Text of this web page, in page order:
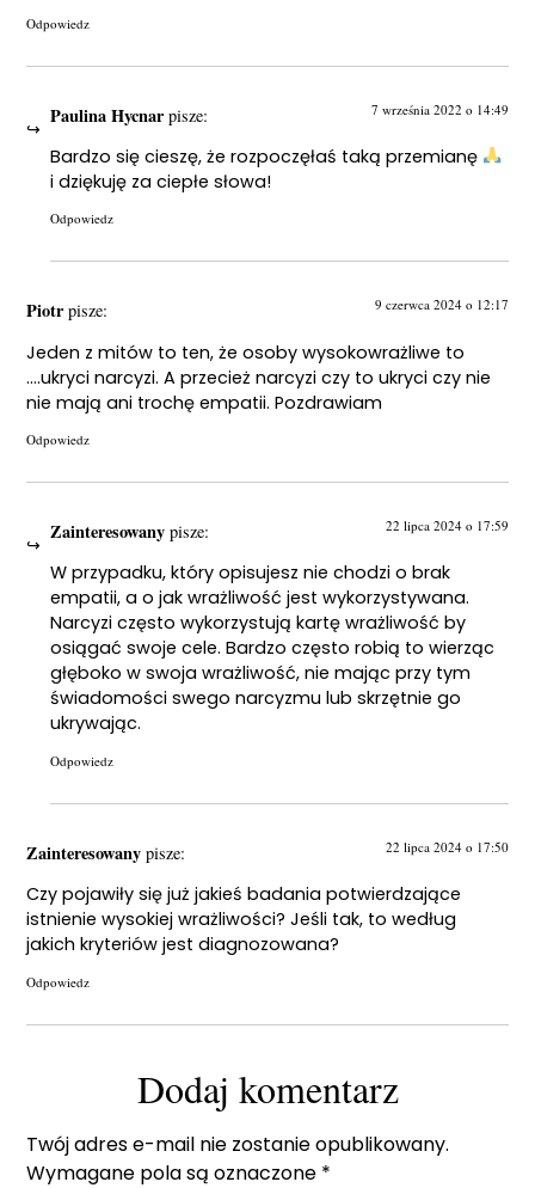
Odpowiedz
Paulina Hycnar pisze: 7 września 2022 o 14:49
Bardzo się cieszę, że rozpoczęłaś taką przemianę
i dziękuję za ciepłe słowa!
Odpowiedz
Piotr pisze: 9 czerwca 2024 o 12:17
Jeden z mitów to ten, że osoby wysokowrażliwe to
….ukryci narcyzi. A przecież narcyzi czy to ukryci czy nie
nie mają ani trochę empatii. Pozdrawiam
Odpowiedz
Zainteresowany pisze: 22 lipca 2024 o 17:59
W przypadku, który opisujesz nie chodzi o brak
empatii, a o jak wrażliwość jest wykorzystywana.
Narcyzi często wykorzystują kartę wrażliwość by
osiągać swoje cele. Bardzo często robią to wierząc
głęboko w swoja wrażliwość, nie mając przy tym
świadomości swego narcyzmu lub skrzętnie go
ukrywając.
Odpowiedz
Zainteresowany pisze: 22 lipca 2024 o 17:50
Czy pojawiły się już jakieś badania potwierdzające
istnienie wysokiej wrażliwości? Jeśli tak, to według
jakich kryteriów jest diagnozowana?
Odpowiedz
Dodaj komentarz
Twój adres e-mail nie zostanie opublikowany.
Wymagane pola są oznaczone *